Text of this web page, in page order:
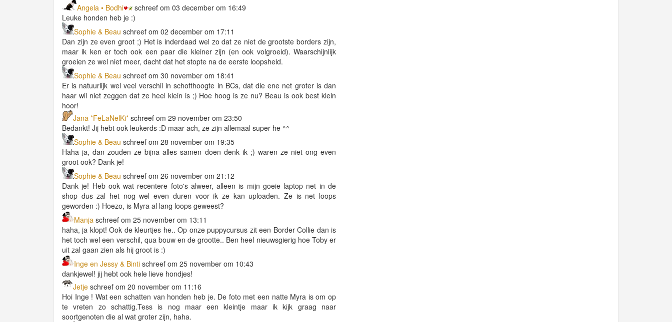
Angela • Bodhi
schreef om 03 december om 16:49
Leuke honden heb je :)
Sophie & Beau schreef om 02 december om 17:11
Dan zijn ze even groot ;) Het is inderdaad wel zo dat ze niet de grootste borders zijn,
maar ik ken er toch ook een paar die kleiner zijn (en ook volgroeid). Waarschijnlijk
groeien ze wel niet meer, dacht dat het stopte na de eerste loopsheid.
Sophie & Beau schreef om 30 november om 18:41
Er is natuurlijk wel veel verschil in schofthoogte in BCs, dat die ene net groter is dan
haar wil niet zeggen dat ze heel klein is ;) Hoe hoog is ze nu? Beau is ook best klein
hoor!
Jana *FeLaNelKi* schreef om 29 november om 23:50
Bedankt! Jij hebt ook leukerds :D maar ach, ze zijn allemaal super he ^^
Sophie & Beau schreef om 28 november om 19:35
Haha ja, dan zouden ze bijna alles samen doen denk ik ;) waren ze niet ong even
groot ook? Dank je!
Sophie & Beau schreef om 26 november om 21:12
Dank je! Heb ook wat recentere foto's alweer, alleen is mijn goeie laptop net in de
shop dus zal het nog wel even duren voor ik ze kan uploaden. Ze is net loops
geworden :) Hoezo, is Myra al lang loops geweest?
Manja schreef om 25 november om 13:11
haha, ja klopt! Ook de kleurtjes he.. Op onze puppycursus zit een Border Collie dan is
het toch wel een verschil, qua bouw en de grootte.. Ben heel nieuwsgierig hoe Toby er
uit zal gaan zien als hij groot is :)
Inge en Jessy & Binti schreef om 25 november om 10:43
dankjewel! jij hebt ook hele lieve hondjes!
Jetje schreef om 20 november om 11:16
Hoi Inge ! Wat een schatten van honden heb je. De foto met een natte Myra is om op
te vreten zo schattig.Tess is nog maar een kleintje maar ik kijk graag naar
soortgenoten die al wat groter zijn, haha.